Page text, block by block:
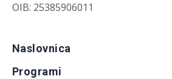
OIB: 25385906011
Naslovnica
Programi